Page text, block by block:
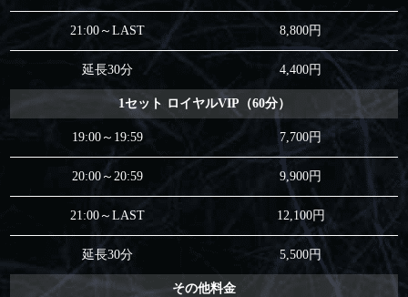
21:00～LAST 8,800円
延長30分 4,400円
1セット ロイヤルVIP（60分）
19:00～19:59 7,700円
20:00～20:59 9,900円
21:00～LAST 12,100円
延長30分 5,500円
その他料金